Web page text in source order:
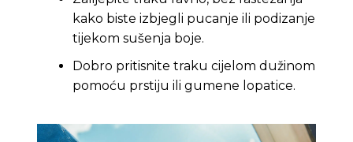
kako biste izbjegli pucanje ili podizanje
tijekom sušenja boje.
Dobro pritisnite traku cijelom dužinom
pomoću prstiju ili gumene lopatice.